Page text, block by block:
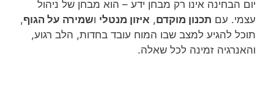
יום הבחינה אינו רק מבחן ידע – הוא מבחן של ניהול
עצמי. עם תכנון מוקדם, איזון מנטלי ושמירה על הגוף,
תוכל להגיע למצב שבו המוח עובד בחדות, הלב רגוע,
והאנרגיה זמינה לכל שאלה.